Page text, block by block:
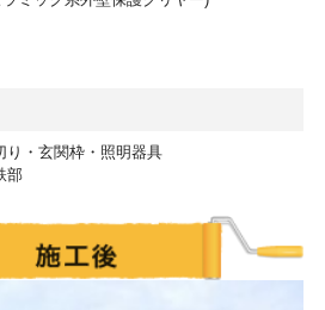
り・玄関枠・照明器具
部